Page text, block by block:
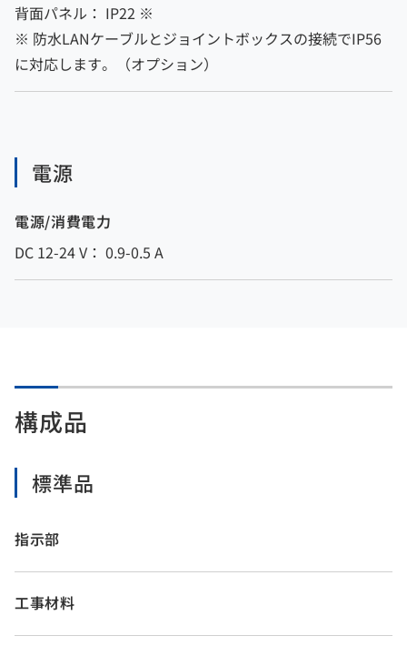
背面パネル： IP22 ※
※ 防水LANケーブルとジョイントボックスの接続でIP56
に対応します。（オプション）
電源
電源/消費電力
DC 12-24 V： 0.9-0.5 A
構成品
標準品
指示部
工事材料